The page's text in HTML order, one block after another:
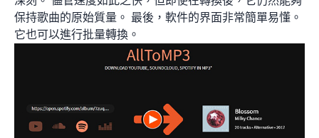
保持歌曲的原始質量。 最後，軟件的界面非常簡單易懂。
它也可以進行批量轉換。